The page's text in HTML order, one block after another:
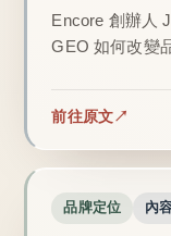
Encore 創辦人
GEO 如何改變
前往原文
品牌定位 內